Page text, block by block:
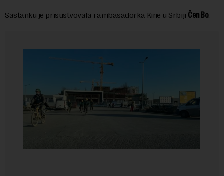
Sastanku je prisustvovala i ambasadorka Kine u Srbiji Čen Bo.